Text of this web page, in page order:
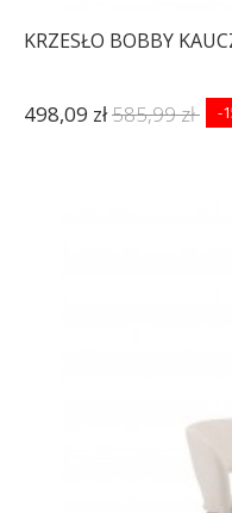
KRZESŁO BOBBY
498,09 zł585,99 zł -